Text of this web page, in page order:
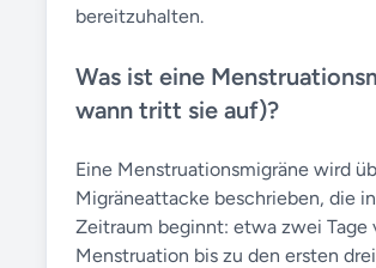
bereitzuhalten.
Was ist eine
wann tritt sie auf)?
Eine Menstruationsmigräne wird
Migräneattacke beschrieben, die
Zeitraum beginnt: etwa zwei Tage
Menstruation bis zu den ersten